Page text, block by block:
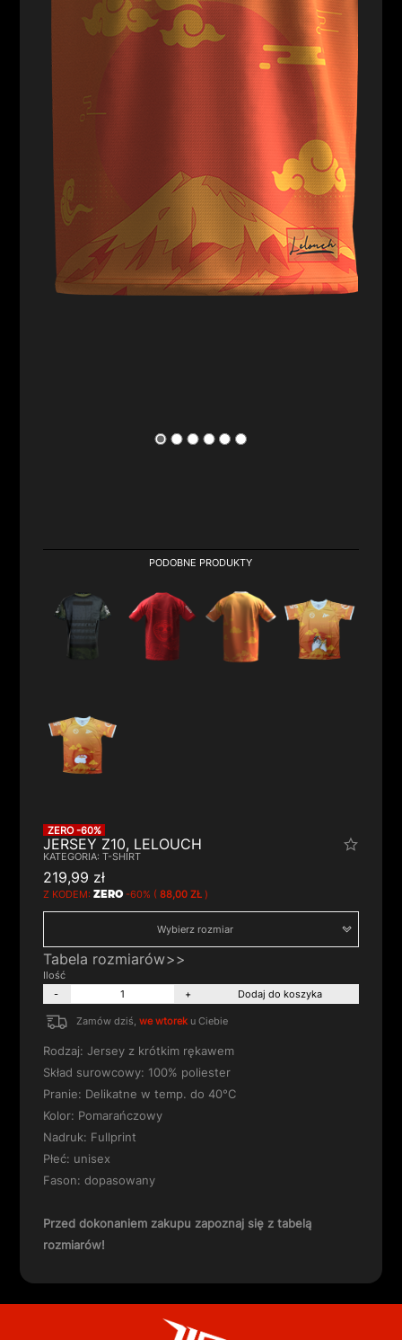
ZERO -60%
JERSEY Z10, LELOUCH
219,99 zł
Z KODEM:ZERO-60% (88,00 ZŁ )
Wybierz rozmiar
Tabela rozmiarów
- + Dodaj do koszyka
Zamów dziś,we wtoreku Ciebie
Rodzaj: Jersey z krótkim rękawem
Skład surowcowy: 100% poliester
Pranie: Delikatne w temp. do 40°C
Kolor: Pomarańczowy
Nadruk: Fullprint
Płeć: unisex
Fason: dopasowany
Przed dokonaniem zakupu zapoznaj się ztabelą
rozmiarów! NEWSLETTER